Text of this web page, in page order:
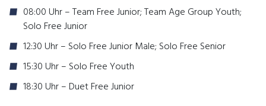
08:00 Uhr –Team Free Junior;Team Age Group Youth;
Solo Free Junior
12:30 Uhr – Solo Free Junior Male; Solo Free Senior
15:30 Uhr – Solo Free Youth
18:30 Uhr – Duet Free Junior